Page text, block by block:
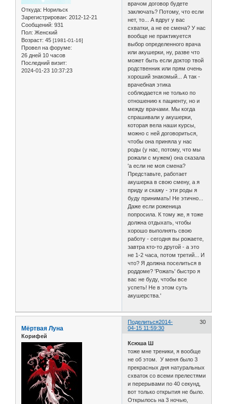
Откуда: Норильск
Зарегистрирован: 2012-12-21
Сообщений: 931
Пол: Женский
Возраст: 45 [1981-01-16]
Провел на форуме:
26 дней 10 часов
Последний визит:
2024-01-23 10:37:23
врачом договор будете
заключать? Потому, что если
нет, то... А вдруг у вас
схватки, а не ее смена? У нас
вообще не практикуется
выбор определенного врача
или акушерки, ну, разве что
может быть если доктор твой
родственник или прям очень
хороший знакомый... А так -
врачебная этика
соблюдается не только по
отношению к пациенту, но и
между врачами. Мы когда
спрашивали у акушерки,
которая вела наши курсы,
можно с ней договориться,
чтобы она приняла у нас
роды (у нас, потому, что мы
рожали с мужем) она сказала
'а если не моя смена?
Представьте, работает
акушерка в свою смену, а я
приду и скажу - эти роды я
буду принимать! Не этично...
Даже если роженица
попросила. К тому же, я тоже
должна отдыхать, чтобы
хорошо выполнять свою
работу - сегодня вы рожаете,
завтра кто-то другой - а это
не 1-2 часа, потом третий... И
что? Я должна поселиться в
роддоме? 'Рожать' быстро я
вас не буду, чтобы все
успеть! Не в этом суть
акушерства.'
Поделиться 30
2014-
04-15 11:59:30
Мёртвая Луна
Корифей
Ксюша Ш
тоже мне треники, я вообще
не об этом. У меня было 3
прекрасных дня натуральных
схваток со всеми прелестями
и перерывами по 40 секунд,
вот только открытия не было.
Открылось на 3 ночью,